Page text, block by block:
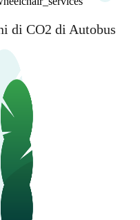
di CO2 di Autobus